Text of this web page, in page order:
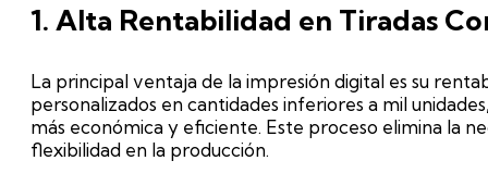
1. Alta Rentabilidad en Tiradas
La principal ventaja de la impresión digital es su
personalizados en cantidades inferiores a mil
más económica y eficiente. Este proceso elimina la
flexibilidad en la producción.